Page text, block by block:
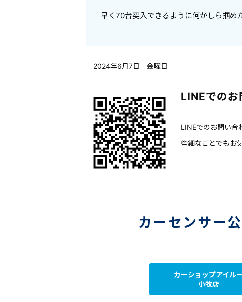
早く70台突入できるように何かしら掴め
2024年6月7日 金曜日
LINEでのお
LINEでのお問い合
些細なことでもお
カーセンサー
カーショップアイルー
小牧店